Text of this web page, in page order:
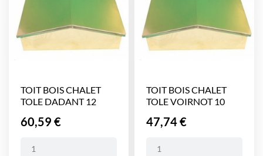
TOIT BOIS CHALET
TOLE DADANT 12
Prix
60,59 €
TOIT BOIS CHALET
TOLE VOIRNOT 10
Prix
47,74 €